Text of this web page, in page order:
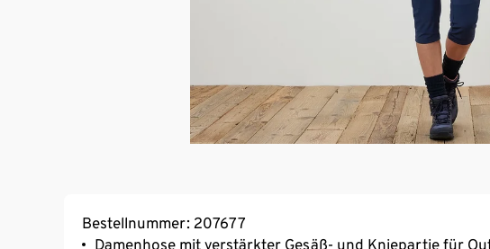
Bestellnummer: 207677
Damenhose mit verstärkter Gesäß- und Kniepartie für